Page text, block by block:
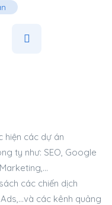
hiện các dự án
ty như: SEO, Google
các chiến dịch
các kênh quảng